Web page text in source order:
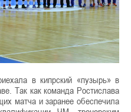
в кипрский «пузырь» в
Так как команда Ростислава
матча и заранее обеспечила